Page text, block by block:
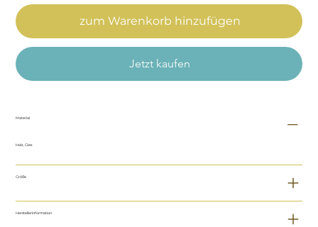
zum Warenkorb hinzufügen
Jetzt kaufen
Material
Holz, Glas
Größe
Herstellerinformation